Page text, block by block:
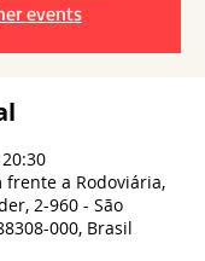
events
a Rodoviária,
2-960 - São
000, Brasil